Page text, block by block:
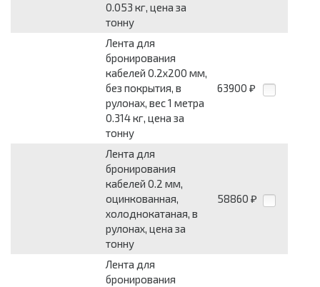
0.053 кг, цена за
тонну
Лента для
бронирования
кабелей 0.2x200 мм,
без покрытия, в
рулонах, вес 1 метра
0.314 кг, цена за
тонну
63900 ₽
Лента для
бронирования
кабелей 0.2 мм,
оцинкованная,
холоднокатаная, в
рулонах, цена за
тонну
58860 ₽
Лента для
бронирования